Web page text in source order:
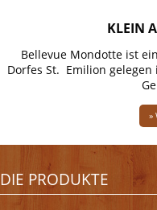
KLEIN
Bellevue Mondotte ist
Dorfes St. Emilion
»
DIE PRODUKTE